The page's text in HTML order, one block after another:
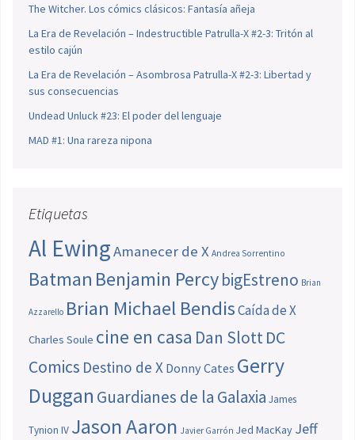
The Witcher. Los cómics clásicos: Fantasía añeja
La Era de Revelación – Indestructible Patrulla-X #2-3: Tritón al
estilo cajún
La Era de Revelación – Asombrosa Patrulla-X #2-3: Libertad y
sus consecuencias
Undead Unluck #23: El poder del lenguaje
MAD #1: Una rareza nipona
Etiquetas
Al EwingAmanecer de X Andrea Sorrentino
Batman Benjamin PercybigEstreno Brian
Azzarello Brian Michael BendisCaída de X
Charles Soule cine en casa Dan SlottDC
Comics Destino de X Donny Cates Gerry
Duggan Guardianes de la Galaxia James
Tynion IV Jason Aaron Javier Garrón Jed MacKay Jeff